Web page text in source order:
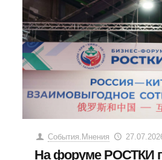
События.Мнения
На форуме РОСТКИ